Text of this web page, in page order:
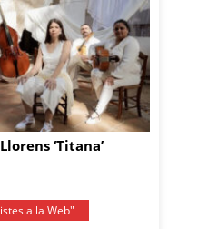
‘Titana’
a la Web"